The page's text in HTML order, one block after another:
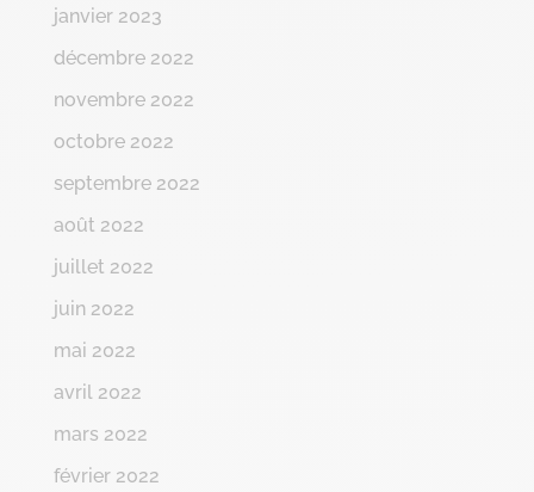
janvier 2023
décembre 2022
novembre 2022
octobre 2022
septembre 2022
août 2022
juillet 2022
juin 2022
mai 2022
avril 2022
mars 2022
février 2022